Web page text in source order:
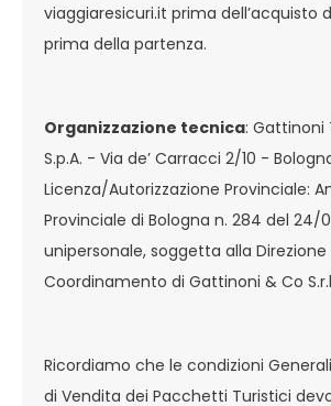
viaggiaresicuri.it prima dell’acquisto
prima della partenza.
Organizzazione tecnica: Gattinoni
S.p.A. - Via de’ Carracci 2/10 -
Licenza/Autorizzazione Provinciale:
Provinciale di Bologna n. 284 del 24/
unipersonale, soggetta alla Direzione
Coordinamento di Gattinoni & Co
Ricordiamo che le condizioni
di Vendita dei Pacchetti Turistici